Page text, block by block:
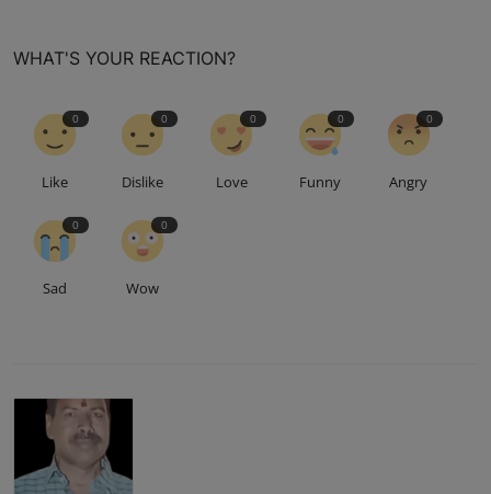
WHAT'S YOUR REACTION?
0
Like
0
Dislike
0
Love
0
Funny
0
Angry
0
Sad
0
Wow